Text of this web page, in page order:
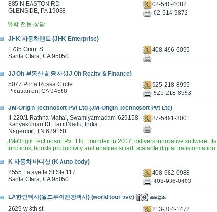
885 N EASTON RD
GLENSIDE, PA 19038
02-540-4082
02-514-9872
유학 전문 상담
JHK 자동차렌트 (JHK Enterprise)
1735 Grant St.
Santa Clara, CA 95050
408-496-6095
JJ Oh 부동산 & 융자 (JJ Oh Realty & Finance)
5077 Porta Rossa Circle
Pleasanton, CA 94588
925-218-8995
925-218-8993
JM-Origin Technosoft Pvt Ltd (JM-Origin Technosoft Pvt Ltd)
II-220/1 Rathna Mahal, Swamiyarmadam-629158,
Kanyakumari Dt, TamilNadu, India.
Nagercoil, TN 629158
87-5491-3001
JM-Origin Technosoft Pvt. Ltd., founded in 2007, delivers innovative software.
functions, boosts productivity and enables smart, scalable digital transformation.
K 자동차 바디샵 (K Auto body)
2555 Lafayette St Ste 117
Santa Clara, CA 95050
408-982-0988
408-986-0403
LA한인택시(월드투어관광택시) (world tour svc)
2629 w 8th st
213-304-1472